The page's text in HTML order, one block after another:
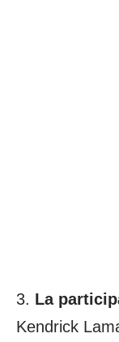
3. La
Kendrick